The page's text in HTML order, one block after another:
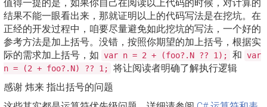
值得一提的是，如果你自己在阅读以上代码的时候，对计算的
结果不能一眼看出来，那就证明以上的代码写法是在挖坑。在
正经的开发过程中，咱要尽量避免如此挖坑的写法，一个好的
参考方法是加上括号。没错，按照你期望的加上括号，根据实
际的需求加上括号，如 var n = 2 + (foo?.N ?? 1); 和 var
n = (2 + foo?.N) ?? 1;
将让阅读者明确了解执行逻辑
感谢 炜来 指出括号的问题